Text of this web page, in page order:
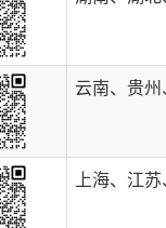
云南、贵
上海、江